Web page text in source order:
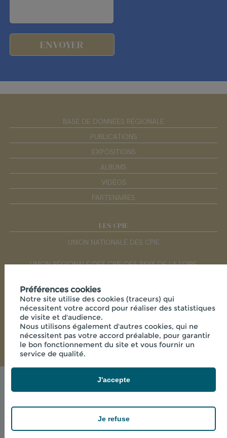
BASE DE DONNÉES RÉGIONALE
PUBLICATIONS
EXPOSITIONS
ALBUMS
VIDÉOS
PARTENAIRES
LES CPIE
UNION NATIONALE DES CPIE
UNION RÉGIONALE DES CPIE DES PAYS DE LA LOIRE
RÉSEAUX SOCIAUX
© 2026 - CPIE SÈVRE ET BOCAGE - MAISON DE LA
powered by PR-Rooms
Préférences cookies
Notre site utilise des cookies (traceurs) qui
nécessitent votre accord pour réaliser des statistiques
de visite et d'audience.
Nous utilisons également d'autres cookies, qui ne
nécessitent pas votre accord préalable, pour garantir
le bon fonctionnement du site et vous fournir un
service de qualité.
Je refuse
J'accepte